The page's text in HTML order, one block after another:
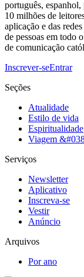
português,
10 milhões de
aplicação e das
de pessoas em todo
de comunicação
Inscrever-seEntrar
Seções
Atualidade
Estilo de vida
Espiritualidade
Viagem
Serviços
Newsletter
Aplicativo
Inscreva-se
Vestir
Anúncio
Arquivos
Por ano